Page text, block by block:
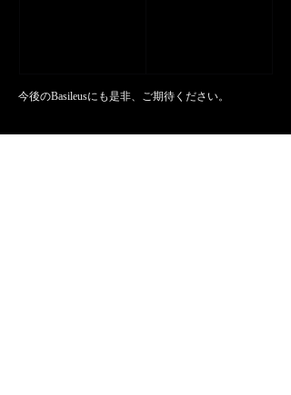
今後のBasileusにも是非、ご期待ください。